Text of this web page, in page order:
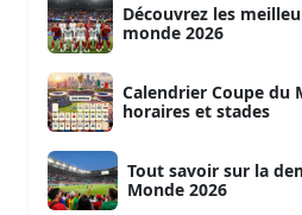
Découvrez les
monde 2026
Calendrier Coupe du
horaires et stades
Tout savoir sur la
Monde 2026